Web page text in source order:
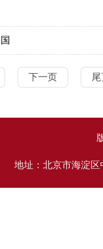
下一页
地址：北京市海淀区